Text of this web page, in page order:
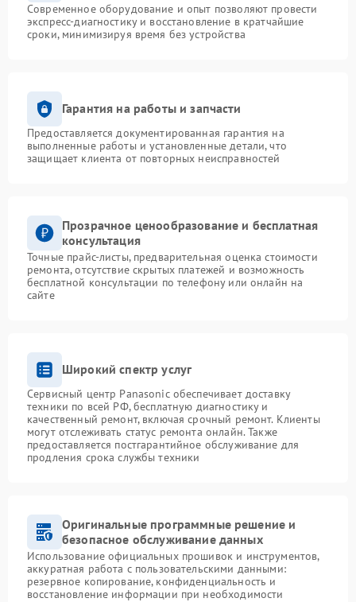
Современное оборудование и опыт позволяют провести
экспресс-диагностику и восстановление в кратчайшие
сроки, минимизируя время без устройства
Гарантия на работы и запчасти
Предоставляется документированная гарантия на
выполненные работы и установленные детали, что
защищает клиента от повторных неисправностей
Прозрачное ценообразование и бесплатная
консультация
Точные прайс-листы, предварительная оценка стоимости
ремонта, отсутствие скрытых платежей и возможность
бесплатной консультации по телефону или онлайн на
сайте
Широкий спектр услуг
Сервисный центр Panasonic обеспечивает доставку
техники по всей РФ, бесплатную диагностику и
качественный ремонт, включая срочный ремонт. Клиенты
могут отслеживать статус ремонта онлайн. Также
предоставляется постгарантийное обслуживание для
продления срока службы техники
Оригинальные программные решение и
безопасное обслуживание данных
Использование официальных прошивок и инструментов,
аккуратная работа с пользовательскими данными:
резервное копирование, конфиденциальность и
восстановление информации при необходимости